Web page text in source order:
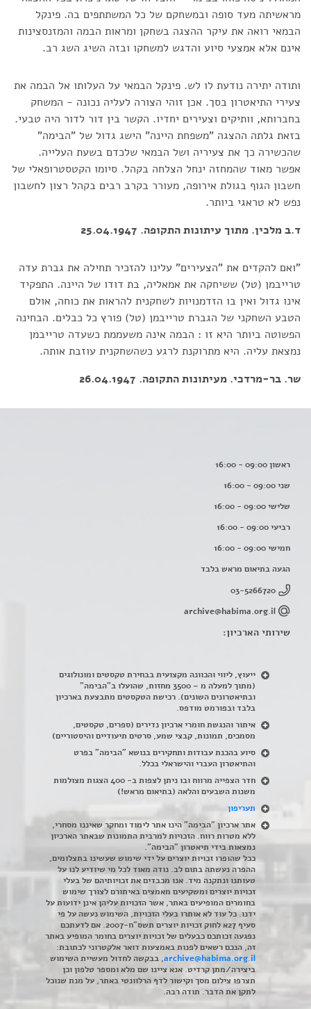
מראשיתה מעד סופה ובמשחקם של כל המשתתפים בה. פינקל
הבמאי רואה את עיקר ההצגה בשחקן ומראות הבמה והמזנסצינות
אינם אלא אמצעי סיוע והדגש למשחקו ובזה השיג השג רב.
ותודה יתירה נודעת לו לש. פינקל הבמאי על העלותו אל הבמה את
צעירי התיאטרון בסך. אכן זוהי הצורה לעליה נכונה - המשחק
בחברותא, וותיקים וצעירים יחדיו. הקשר בין דור לדור היה טבעי.
בזאת גלתה ההצגה "משפחת היינה" הישג גדול של "הבימה"
שהכשירה כך את צעיריה ושל הבמאי שלכדם בשעת העלייה.
אפשר מאוד שהמחזה ינחל הצלחה בקהל. סיומו הקטסטרופאלי של
חשבון הגוף בגולת אירופה, מעורר בקרב רבים בקהל רצון לחשבון
נפש לא טראגי ביותר.
ד.ב מלכין. מתוך עיתונות התקופה. 25.04.1947
"ואם להקדים את "הצעירים" עלינו להזכיר תחילה את גברת עדה
טרייבמן (טל) ששיחקה את אמאליה, בת דודו של היינה. התפקיד
אינו גדול ואין בו הזדמנויות לשחקנית להראות את כוחה, אולם
הטבע השחקני של הגברת טרייבמן (טל) פורץ כל כבלים. הבחינה
הפשוטה ביותר היא זו : הבמה אינה משעממת כשעדה טרייבמן
נמצאת עליה. היא מתרוקנת לרגע כשהשחקנית עוזבת אותה.
שר. בר-מרדכי. מעיתונות התקופה. 26.04.1947
ראשון 09:00 - 16:00
שני 09:00 - 16:00
שלישי 09:00 - 16:00
רביעי 09:00 - 16:00
חמישי 09:00 - 16:00
הגעה בתיאום מראש בלבד
03-5266720
archive@habima.org.il
שירותי הארכיון:
ייעוץ, ליווי והכוונה מקצועית בבחירת טקסטים ומונולוגים
(מתוך למעלה מ – 3500 מחזות, שהועלו ב"הבימה"
ובתיאטרונים השונים). רכישת הטקסטים מתבצעת בארכיון
בלבד ובפורמט מודפס.
איתור והנגשת חומרי ארכיון נדירים (ספרים, טקסטים,
מסמכים, תמונות, קבצי שמע, סרטים תיעודיים והיסטוריים)
סיוע בהכנת עבודות ותחקירים בנושא "הבימה" בפרט
והתיאטרון העברי והישראלי בכלל.
חדר הצפייה מרווח ובו ניתן לצפות ב- 400 הצגות מצולמות
משנות השבעים והלאה (בתיאום מראש!)
תעריפון
אתר ארכיון "הבימה" הינו אתר לימוד ומחקר שאיננו מסחרי,
ללא מטרות רווח. הזכויות למרבית התמונות שבאתר הארכיון
נמצאות בידי תיאטרון "הבימה".
ככל שהופרו זכויות יוצרים על ידי שימוש שעשינו בתצלומים,
ההפרה נעשתה בתום לב. נודה מאוד לכל מי שיודיע לנו על
טעותנו ונתקנה מיד. אנו מכבדים את זכויותיהם של בעלי
זכויות יוצרים ומשקיעים מאמצים באיתורם לצורך שימוש
בחומרים המופיעים באתר, אשר הזכויות עליהן אינן ידועות על
ידנו. כל עוד לא אותרו בעלי הזכויות, השימוש נעשה על פי
סעיף 27א לחוק זכויות יוצרים תשס"ח-2007. אם לדעתכם
נפגעה זכותכם כבעלים של זכויות יוצרים בחומר המופיע באתר
זה, הנכם רשאים לפנות באמצעות דואר אלקטרוני לכתובת:
archive@habima.org.il, בבקשה לחדול מעשיית השימוש
ביצירה/מתן קרדיט. אנא ציינו שם מלא ומספר טלפון וכן
תצרפו צילום מסך וקישור לדף הרלוונטי באתר, על מנת שנוכל
לתקן את הדבר. תודה רבה.